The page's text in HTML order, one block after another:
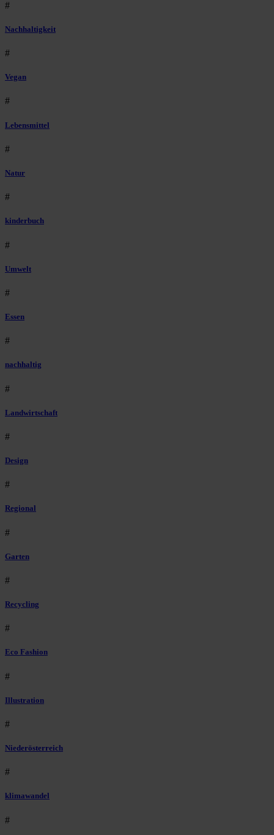
#
Nachhaltigkeit
#
Vegan
#
Lebensmittel
#
Natur
#
kinderbuch
#
Umwelt
#
Essen
#
nachhaltig
#
Landwirtschaft
#
Design
#
Regional
#
Garten
#
Recycling
#
Eco Fashion
#
Illustration
#
Niederösterreich
#
klimawandel
#